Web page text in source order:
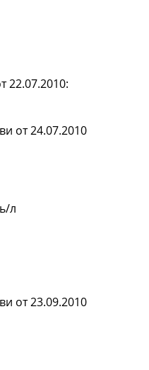
22.07.2010:
от 24.07.2010
л
от 23.09.2010